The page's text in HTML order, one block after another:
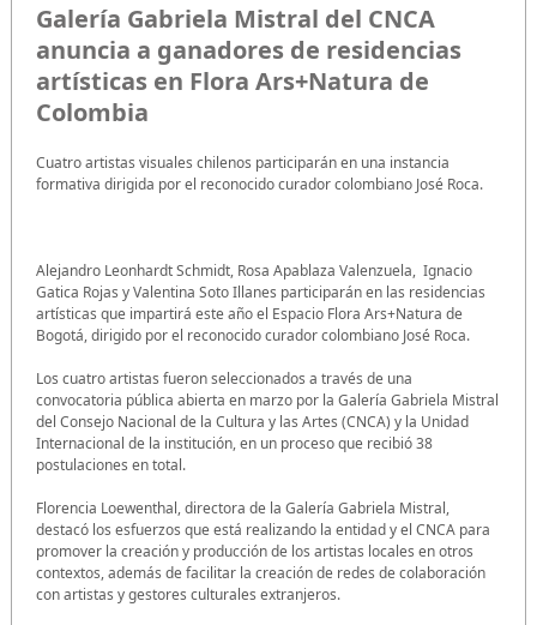
Galería Gabriela Mistral del CNCA
anuncia a ganadores de residencias
artísticas en Flora Ars+Natura de
Colombia
Cuatro artistas visuales chilenos participarán en una instancia
formativa dirigida por el reconocido curador colombiano José Roca.
Alejandro Leonhardt Schmidt, Rosa Apablaza Valenzuela, Ignacio
Gatica Rojas y Valentina Soto Illanes participarán en las residencias
artísticas que impartirá este año el Espacio Flora Ars+Natura de
Bogotá, dirigido por el reconocido curador colombiano José Roca.
Los cuatro artistas fueron seleccionados a través de una
convocatoria pública abierta en marzo por la Galería Gabriela Mistral
del Consejo Nacional de la Cultura y las Artes (CNCA) y la Unidad
Internacional de la institución, en un proceso que recibió 38
postulaciones en total.
Florencia Loewenthal, directora de la Galería Gabriela Mistral,
destacó los esfuerzos que está realizando la entidad y el CNCA para
promover la creación y producción de los artistas locales en otros
contextos, además de facilitar la creación de redes de colaboración
con artistas y gestores culturales extranjeros.